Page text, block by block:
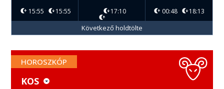
15:55 15:55 17:10 00:48 18:13
Következő holdtölte
HOROSZKÓP
KOS